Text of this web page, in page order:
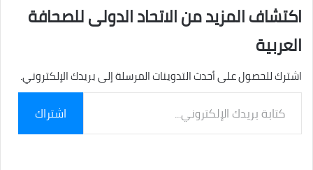
اكتشاف المزيد من الاتحاد الدولى للصحافة
العربية
اشترك للحصول على أحدث التدوينات المرسلة إلى بريدك الإلكتروني.
بريدك
الإلكتروني...
اشتراك